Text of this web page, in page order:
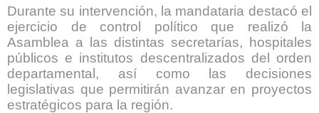
Durante su intervención, la mandataria destacó el
ejercicio de control político que realizó la
Asamblea a las distintas secretarías, hospitales
públicos e institutos descentralizados del orden
departamental, así como las decisiones
legislativas que permitirán avanzar en proyectos
estratégicos para la región.